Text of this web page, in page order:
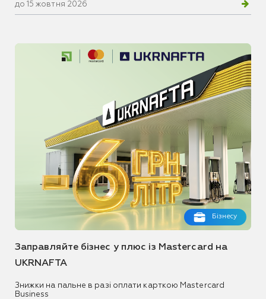
до 15 жовтня 2026
Бізнесу
Заправляйте бізнес у плюс із Mastercard на
UKRNAFTA
Знижки на пальне в разі оплати карткою Mastercard
Business